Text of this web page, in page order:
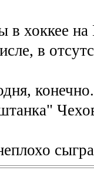
в хоккее
в
конечно.